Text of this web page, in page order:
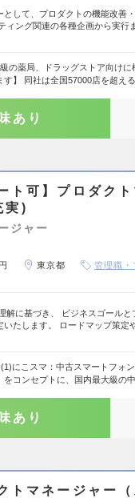
として、プロダクトの機能改善
ィング関連の各種企画から実行
級の薬局、ドラッグストア向け
】 同社は全国57000店を超え
あり
ト可】プロダク
実)
ジャー
東京都 管理職・
解に基づき、 ビジネスゴールと
いたします。 ロードマップ策定
にこスマ：中古スマートフォ
をコンセプトに、国内最大級の
あり
トマネージャー